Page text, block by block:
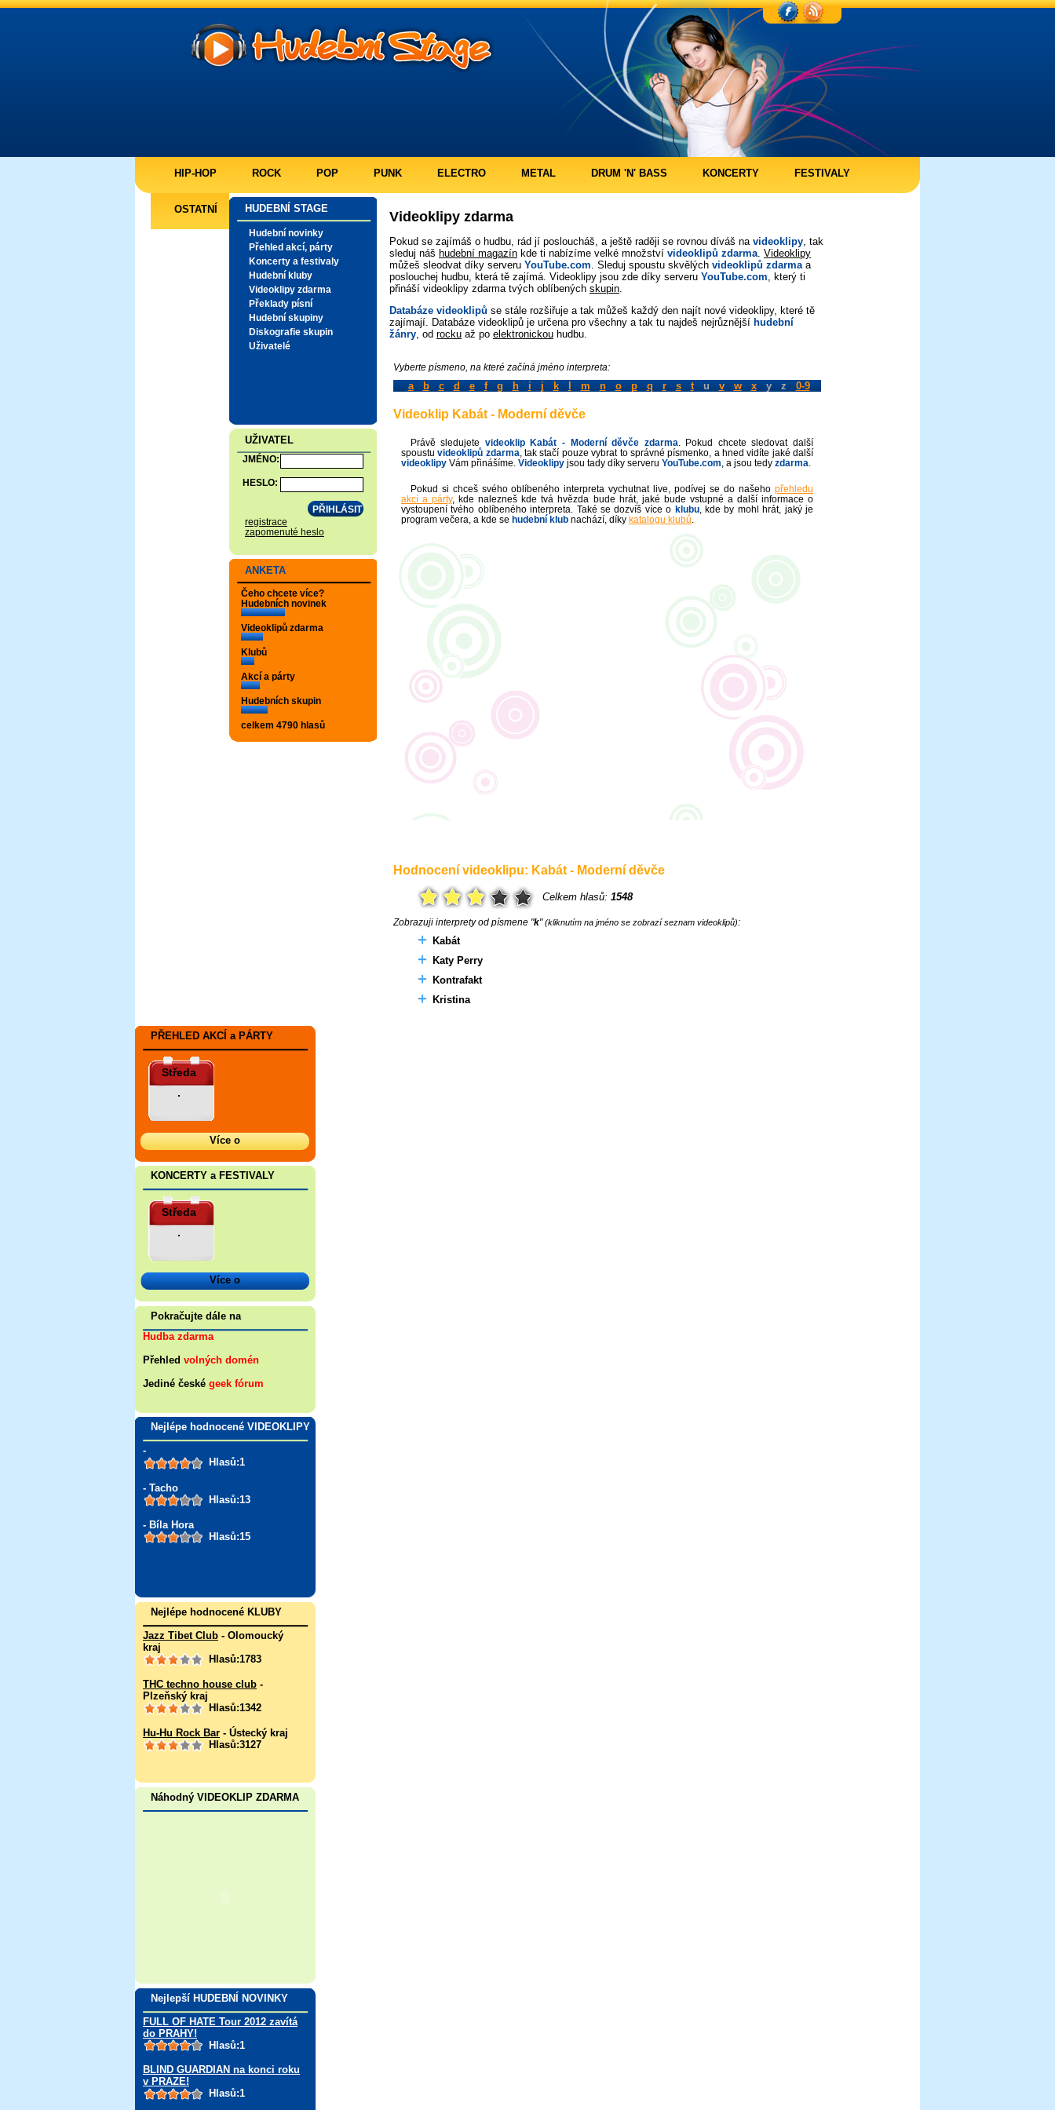
HIP-HOP ROCK POP PUNK ELECTRO METAL DRUM 'N' BASS KONCERTY FESTIVALY
OSTATNÍ HUDEBNÍ STAGE
Hudební novinky
Přehled akcí, párty
Koncerty a festivaly
Hudební kluby
Videoklipy zdarma
Překlady písní
Hudební skupiny
Diskografie skupin
Uživatelé
UŽIVATEL
JMÉNO:
HESLO:
registrace
zapomenuté heslo
ANKETA
Čeho chcete více?
Hudebních novinek
Videoklipů zdarma
Klubů
Akcí a párty
Hudebních skupin
celkem 4790 hlasů
Videoklipy zdarma
Pokud se zajímáš o hudbu, rád jí posloucháš, a ještě raději se rovnou díváš na videoklipy, tak
sleduj náš hudební magazín kde ti nabízíme velké množství videoklipů zdarma. Videoklipy
můžeš sleodvat díky serveru YouTube.com. Sleduj spoustu skvělých videoklipů zdarmaa
poslouchej hudbu, která tě zajímá. Videoklipy jsou zde díky serveru YouTube.com, který ti
přináší videoklipy zdarma tvých oblíbených skupin.
Databáze videoklipů se stále rozšiřuje a tak můžeš každý den najít nové videoklipy, které tě
zajímají. Databáze videoklipů je určena pro všechny a tak tu najdeš nejrůznější hudební
žánry, od rocku až po elektronickou hudbu.
Vyberte písmeno, na které začíná jméno interpreta:
a b c d e f g h i j k m n o p q r s tu v w xy z 0-9
Videoklip Kabát - Moderní děvče
Právě sledujete videoklip Kabát - Moderní děvče zdarma . Pokud chcete sledovat další
spoustuvideoklipů zdarma , tak stačí pouze vybrat to správné písmenko, a hned vidíte jaké další
videoklipy Vám přinášíme. Videoklipy jsou tady díky serveru YouTube.com , a jsou tedy zdarma
Pokud si chceš svého oblíbeného interpreta vychutnat live, podívej se do našeho přehledu
akcí a párty, kde nalezneš kde tvá hvězda bude hrát, jaké bude vstupné a další informace o
vystoupení tvého oblíbeného interpreta. Také se dozvíš více o klubu, kde by mohl hrát, jaký je
program večera, a kde se hudební klub nachází, díky katalogu klubů
Hodnocení videoklipu: Kabát - Moderní děvče
Celkem hlasů: 1548
Zobrazuji interprety od písmene "k"(kliknutím na jméno se zobrazí seznam videoklipů):
Kabát
Katy Perry
Kontrafakt
Kristina
PŘEHLED AKCÍ a PÁRTY
Středa
.
Více o
KONCERTY a FESTIVALY
Středa
.
Více o
Pokračujte dále na
Hudba zdarma
Přehled volných domén
Jediné české geek fórum
Nejlépe hodnocené VIDEOKLIPY
-
Hlasů:1
- Tacho
Hlasů:13
- Bíla Hora
Hlasů:15
Nejlépe hodnocené KLUBY
Jazz Tibet Club - Olomoucký
kraj
Hlasů:1783
THC techno house club -
Plzeňský kraj
Hlasů:1342
Hu-Hu Rock Bar - Ústecký kraj
Hlasů:3127
Náhodný VIDEOKLIP ZDARMA
Nejlepší HUDEBNÍ NOVINKY
FULL OF HATE Tour 2012 zavítá
do PRAHY!
Hlasů:1
BLIND GUARDIAN na konci roku
v PRAZE!
Hlasů:1